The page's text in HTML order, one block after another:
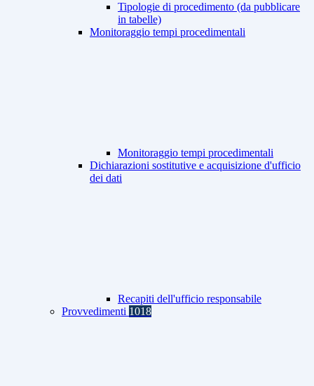
Tipologie di procedimento (da pubblicare
in tabelle)
Monitoraggio tempi procedimentali
Monitoraggio tempi procedimentali
Dichiarazioni sostitutive e acquisizione d'ufficio
dei dati
Recapiti dell'ufficio responsabile
Provvedimenti 1018